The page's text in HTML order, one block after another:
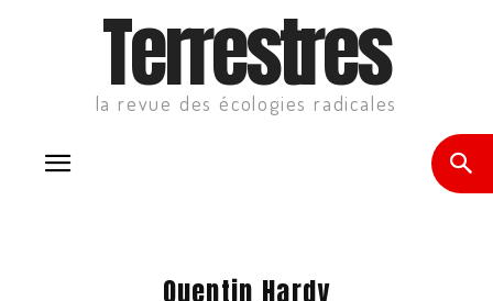
Terrestres
la revue des écologies radicales
Quentin Hardy